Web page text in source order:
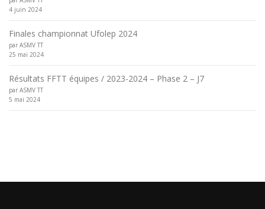
4 juin 2024
Finales championnat Ufolep 2024
par ASMV TT
25 mai 2024
Résultats FFTT équipes / 2023-2024 – Phase 2 – J7
par ASMV TT
5 mai 2024